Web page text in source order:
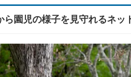
ら園児の様子を見守れるネッ